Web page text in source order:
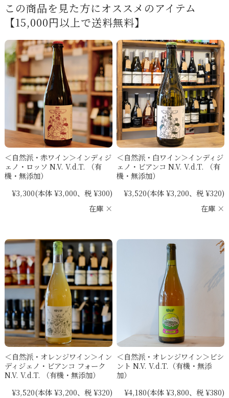
この商品を見た方にオススメのアイテム
【15,000円以上で送料無料】
＜自然派・赤ワイン＞インディジ
ェノ・ロッソ N.V. V.d.T. （有
機・無添加）
¥3,300(本体 ¥3,000、税 ¥300)
在庫 ×
＜自然派・白ワイン＞インディジ
ェノ・ビアンコ N.V. V.d.T. （有
機・無添加）
¥3,520(本体 ¥3,200、税 ¥320)
在庫 ×
＜自然派・オレンジワイン＞イン
ディジェノ・ビアンコ フォーク
N.V. V.d.T. （有機・無添加）
¥3,520(本体 ¥3,200、税 ¥320)
＜自然派・オレンジワイン＞ビシ
ント N.V. V.d.T.（有機・無添
加）
¥4,180(本体 ¥3,800、税 ¥380)